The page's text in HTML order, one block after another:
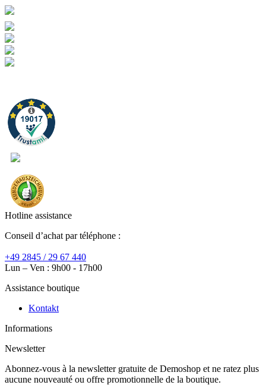
Hotline assistance
Conseil d’achat par téléphone :
+49 2845 / 29 67 440
Lun – Ven : 9h00 - 17h00
Assistance boutique
Kontakt
Informations
Newsletter
Abonnez-vous à la newsletter gratuite de Demoshop et ne ratez plus
aucune nouveauté ou offre promotionnelle de la boutique.